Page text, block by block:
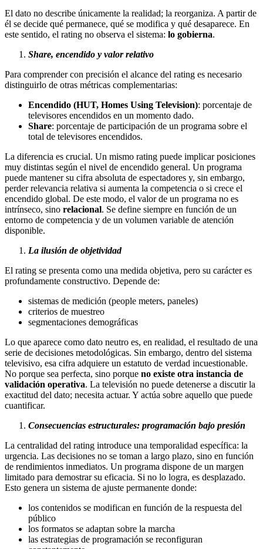
El dato no describe únicamente la realidad; la reorganiza. A partir de
él se decide qué permanece, qué se modifica y qué desaparece. En
este sentido, el rating no observa el sistema: lo gobierna.
Share, encendido y valor relativo
Para comprender con precisión el alcance del rating es necesario
distinguirlo de otras métricas complementarias:
Encendido (HUT, Homes Using Television): porcentaje de
televisores encendidos en un momento dado.
Share: porcentaje de participación de un programa sobre el
total de televisores encendidos.
La diferencia es crucial. Un mismo rating puede implicar posiciones
muy distintas según el nivel de encendido general. Un programa
puede mantener su cifra absoluta de espectadores y, sin embargo,
perder relevancia relativa si aumenta la competencia o si crece el
encendido global. De este modo, el valor de un programa no es
intrínseco, sino relacional. Se define siempre en función de un
entorno de competencia y de un volumen variable de atención
disponible.
La ilusión de objetividad
El rating se presenta como una medida objetiva, pero su carácter es
profundamente constructivo. Depende de:
sistemas de medición (people meters, paneles)
criterios de muestreo
segmentaciones demográficas
Lo que aparece como dato neutro es, en realidad, el resultado de una
serie de decisiones metodológicas. Sin embargo, dentro del sistema
televisivo, esa cifra adquiere un estatuto de verdad incuestionable.
No porque sea perfecta, sino porque no existe otra instancia de
validación operativa. La televisión no puede detenerse a discutir la
exactitud del dato; necesita actuar. Y actúa sobre aquello que puede
cuantificar.
Consecuencias estructurales: programación bajo presión
La centralidad del rating introduce una temporalidad específica: la
urgencia. Las decisiones no se toman a largo plazo, sino en función
de rendimientos inmediatos. Un programa dispone de un margen
limitado para demostrar su eficacia. Si no lo logra, es desplazado.
Esto genera un sistema de ajuste permanente donde:
los contenidos se modifican en función de la respuesta del
público
los formatos se adaptan sobre la marcha
las estrategias de programación se reconfiguran